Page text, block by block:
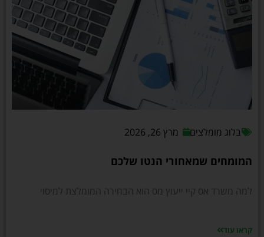
בלוג מומלצים מרץ 26, 2026
המומחים שמאחורי הנטו שלכם
למה משרד אס קיי ייעוץ מס הוא הבחירה המומלצת למיסוי
קראו עוד